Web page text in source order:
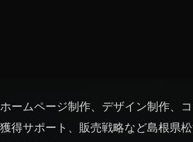
ホームページ制作、デザイン制作、
獲得サポート、販売戦略など島根県